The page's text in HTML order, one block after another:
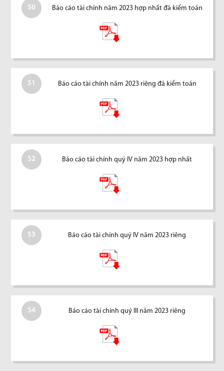
50 Báo cáo tài chính năm 2023 hợp nhất đã kiểm toán
51 Báo cáo tài chính năm 2023 riêng đã kiểm toán
52 Báo cáo tài chính quý IV năm 2023 hợp nhất
53 Báo cáo tài chính quý IV năm 2023 riêng
54 Báo cáo tài chính quý III năm 2023 riêng